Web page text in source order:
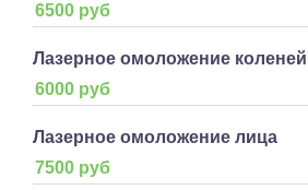
6500 руб
Лазерное омоложение коленей
6000 руб
Лазерное омоложение лица
7500 руб